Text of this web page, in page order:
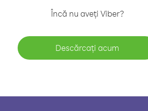
Încă nu aveți Viber?
Descărcați acum